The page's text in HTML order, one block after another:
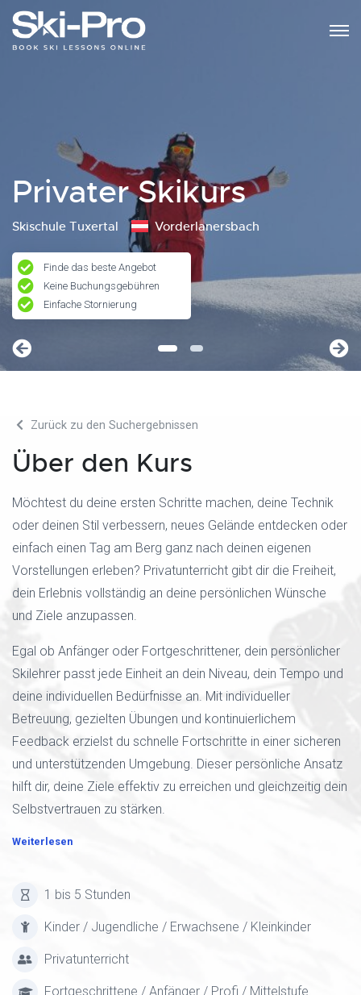
Privater Skikurs
Skischule Tuxertal Vorderlanersbach
Finde das beste Angebot
Keine Buchungsgebühren
Einfache Stornierung
Zurück zu den Suchergebnissen
Über den Kurs
Möchtest du deine ersten Schritte machen, deine Technik
oder deinen Stil verbessern, neues Gelände entdecken oder
einfach einen Tag am Berg ganz nach deinen eigenen
Vorstellungen erleben? Privatunterricht gibt dir die Freiheit,
dein Erlebnis vollständig an deine persönlichen Wünsche
und Ziele anzupassen.
Egal ob Anfänger oder Fortgeschrittener, dein persönlicher
Skilehrer passt jede Einheit an dein Niveau, dein Tempo und
deine individuellen Bedürfnisse an. Mit individueller
Betreuung, gezielten Übungen und kontinuierlichem
Feedback erzielst du schnelle Fortschritte in einer sicheren
und unterstützenden Umgebung. Dieser persönliche Ansatz
hilft dir, deine Ziele effektiv zu erreichen und gleichzeitig dein
Selbstvertrauen zu stärken.
Weiterlesen
1 bis 5 Stunden
Kinder / Jugendliche / Erwachsene / Kleinkinder
Privatunterricht
Fortgeschrittene / Anfänger / Profi / Mittelstufe